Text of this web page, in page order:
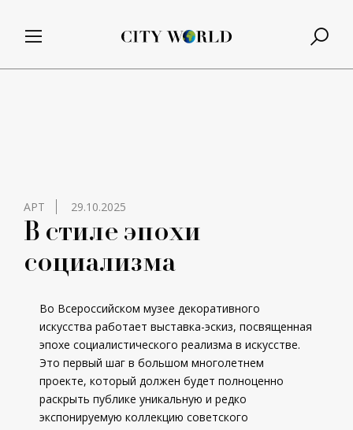
АРТ 29.10.2025
В стиле эпохи
социализма
Во Всероссийском музее декоративного
искусства работает выставка-эскиз, посвященная
эпохе социалистического реализма в искусстве.
Это первый шаг в большом многолетнем
проекте, который должен будет полноценно
раскрыть публике уникальную и редко
экспонируемую коллекцию советского